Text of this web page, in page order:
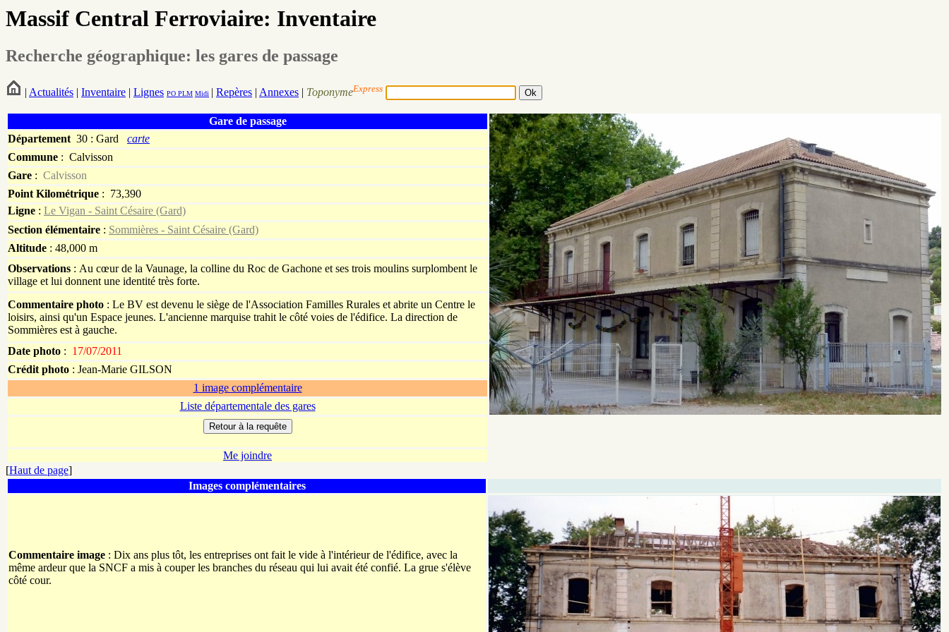
Massif Central Ferroviaire: Inventaire
Recherche géographique: les gares de passage
| Actualités | Inventaire | Lignes PO PLM Midi | Repères | Annexes | ToponymeExpress
Gare de passage
Département 30 : Gard carte
Commune : Calvisson
Gare : Calvisson
Point Kilométrique : 73,390
Ligne : Le Vigan - Saint Césaire (Gard)
Section élémentaire : Sommières - Saint Césaire (Gard)
Altitude : 48,000 m
Observations : Au cœur de la Vaunage, la colline du Roc de Gachone et ses trois moulins surplombent le
village et lui donnent une identité très forte.
Commentaire photo : Le BV est devenu le siège de l'Association Familles Rurales et abrite un Centre le
loisirs, ainsi qu'un Espace jeunes. L'ancienne marquise trahit le côté voies de l'édifice. La direction de
Sommières est à gauche.
Date photo : 17/07/2011
Crédit photo : Jean-Marie GILSON
1 image complémentaire
Liste départementale des gares
Me joindre
[Haut de page]
Images complémentaires
Commentaire image : Dix ans plus tôt, les entreprises ont fait le vide à l'intérieur de l'édifice, avec la
même ardeur que la SNCF a mis à couper les branches du réseau qui lui avait été confié. La grue s'élève
côté cour.